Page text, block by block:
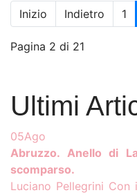
Inizio Indietro 1
Pagina 2 di 21
Ultimi
05Ago
Abruzzo. Anello di
scomparso.
Luciano Pellegrini